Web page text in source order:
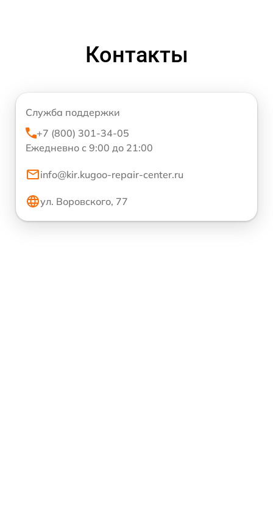
Контакты
Служба поддержки
+7 (800) 301-34-05
Ежедневно с 9:00 до 21:00
info@kir.kugoo-repair-center.ru
ул. Воровского, 77